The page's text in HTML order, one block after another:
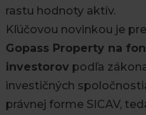
rastu hodnoty aktív.
Kľúčovou novinkou je
Gopass Property na
investorov podľa
investičných
právnej forme SICAV,